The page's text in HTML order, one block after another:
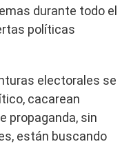
durante todo el
políticas
electorales se
cacarean
propaganda, sin
están buscando